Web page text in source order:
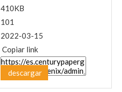
410KB
101
2022-03-15
Copiar link
descargar